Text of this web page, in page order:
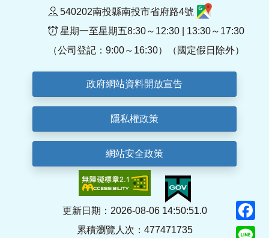
540202南投縣南投市省府路4號
星期一至星期五8:30～12:30 | 13:30～17:30
（公司登記：9:00～16:30）（國定假日除外）
政府網站資料開放宣告
隱私權政策
網站安全政策
更新日期：2026-08-06 14:50:51.0
累積瀏覽人次：477471735